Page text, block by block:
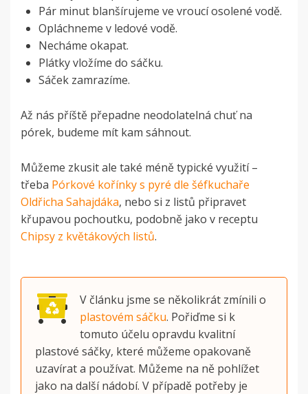
Pár minut blanšírujeme ve vroucí osolené vodě.
Opláchneme v ledové vodě.
Necháme okapat.
Plátky vložíme do sáčku.
Sáček zamrazíme.
Až nás příště přepadne neodolatelná chuť na
pórek, budeme mít kam sáhnout.
Můžeme zkusit ale také méně typické využití –
třeba Pórkové kořínky s pyré dle šéfkuchaře
Oldřicha Sahajdáka, nebo si z listů připravet
křupavou pochoutku, podobně jako v receptu
Chipsy z květákových listů.
V článku jsme se několikrát zmínili o
plastovém sáčku. Pořiďme si k
tomuto účelu opravdu kvalitní
plastové sáčky, které můžeme opakovaně
uzavírat a používat. Můžeme na ně pohlížet
jako na další nádobí. V případě potřeby je